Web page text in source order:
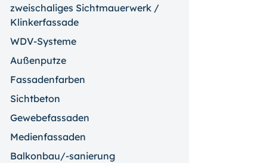
zweischaliges Sichtmauerwerk /
Klinkerfassade
WDV-Systeme
Außenputze
Fassadenfarben
Sichtbeton
Gewebefassaden
Medienfassaden
Balkonbau/-sanierung